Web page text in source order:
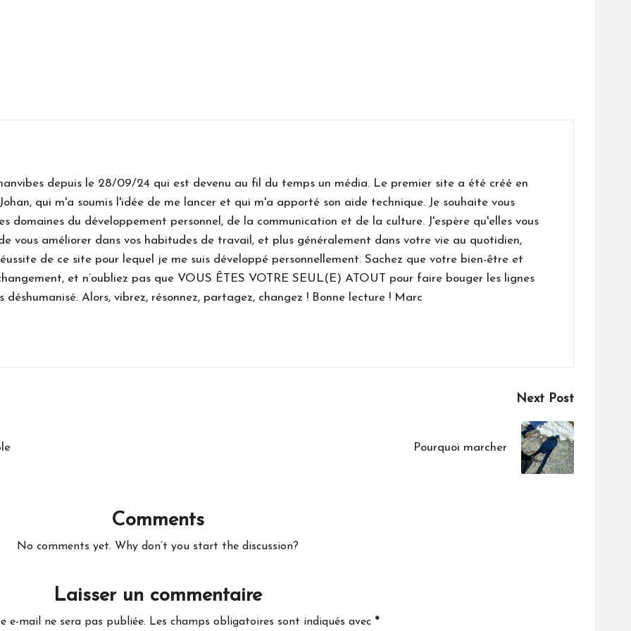
depuis le 28/09/24 qui est devenu au fil du temps un média. Le premier site a été créé en
qui m'a soumis l'idée de me lancer et qui m'a apporté son aide technique. Je souhaite vous
domaines du développement personnel, de la communication et de la culture. J'espère qu'elles vous
vous améliorer dans vos habitudes de travail, et plus généralement dans votre vie au quotidien,
de ce site pour lequel je me suis développé personnellement. Sachez que votre bien-être et
et n’oubliez pas que VOUS ÊTES VOTRE SEUL(E) ATOUT pour faire bouger les lignes
déshumanisé. Alors, vibrez, résonnez, partagez, changez ! Bonne lecture ! Marc
Next Post
Pourquoi marcher
Comments
No comments yet. Why don’t you start the discussion?
Laisser un commentaire
e-mail ne sera pas publiée. Les champs obligatoires sont indiqués avec *